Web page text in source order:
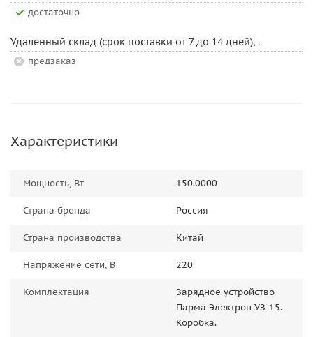
Достаточно
Удаленный склад (срок поставки от 7 до 14 дней), .
Предзаказ
Характеристики
Мощность, Вт 150.0000
Страна бренда Россия
Страна производства Китай
Напряжение сети, В 220
Комплектация
Зарядное устройство
Парма Электрон УЗ-15.
Коробка.